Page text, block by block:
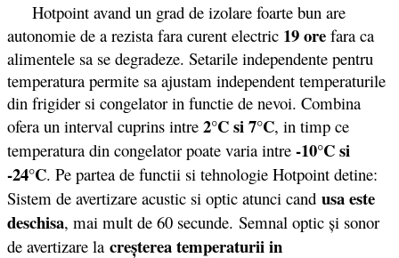
Hotpoint avand un grad de izolare foarte bun are
autonomie de a rezista fara curent electric 19 ore fara ca
alimentele sa se degradeze. Setarile independente pentru
temperatura permite sa ajustam independent temperaturile
din frigider si congelator in functie de nevoi. Combina
ofera un interval cuprins intre 2°C si 7°C, in timp ce
temperatura din congelator poate varia intre -10°C si
-24°C. Pe partea de functii si tehnologie Hotpoint detine:
Sistem de avertizare acustic si optic atunci cand usa este
deschisa, mai mult de 60 secunde. Semnal optic şi sonor
de avertizare la creşterea temperaturii in